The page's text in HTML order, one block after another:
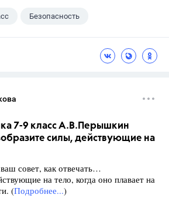
Безопасность
7-9 класс А.В.Перышкин
силы, действующие на
совет, как отвечать…
на тело, когда оно плавает на
(Подробнее...)